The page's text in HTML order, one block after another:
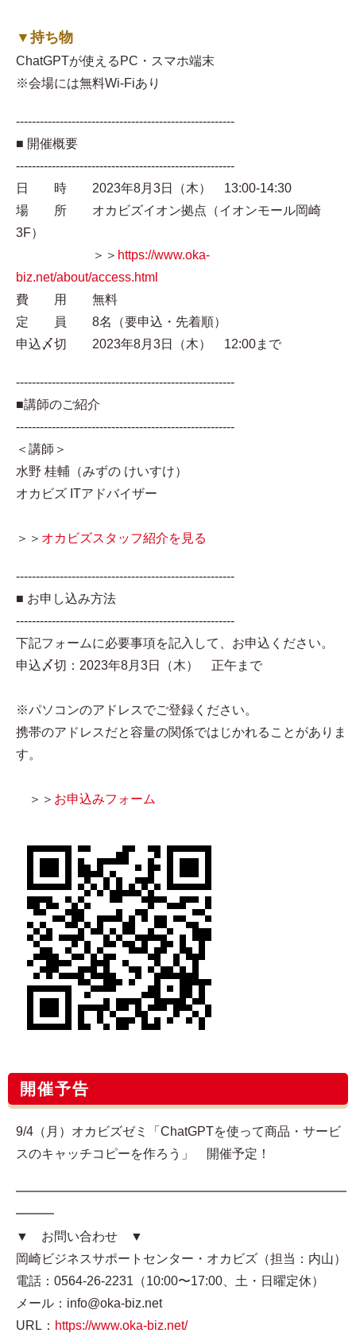
▼持ち物
ChatGPTが使えるPC・スマホ端末
※会場には無料Wi-Fiあり
-------------------------------------------------------
■ 開催概要
-------------------------------------------------------
日 時 2023年8月3日（木） 13:00-14:30
場 所 オカビズイオン拠点（イオンモール岡崎
3F）
＞＞ https://www.oka-
biz.net/about/access.html
費 用 無料
定 員 8名（要申込・先着順）
申込〆切 2023年8月3日（木） 12:00まで
-------------------------------------------------------
■講師のご紹介
-------------------------------------------------------
＜講師＞
水野 桂輔（みずの けいすけ）
オカビズ ITアドバイザー
＞＞ オカビズスタッフ紹介を見る
-------------------------------------------------------
■ お申し込み方法
-------------------------------------------------------
下記フォームに必要事項を記入して、お申込ください。
申込〆切：2023年8月3日（木） 正午まで
※パソコンのアドレスでご登録ください。
携帯のアドレスだと容量の関係ではじかれることがありま
す。
＞＞ お申込みフォーム
開催予告
9/4（月）オカビズゼミ「ChatGPTを使って商品・サービ
スのキャッチコピーを作ろう」 開催予定！
━━━━━━━━━━━━━━━━━━━━━━━━━━
━━━
▼ お問い合わせ ▼
岡崎ビジネスサポートセンター・オカビズ（担当：内山）
電話：0564-26-2231（10:00〜17:00、土・日曜定休）
メール：info@oka-biz.net
URL： https://www.oka-biz.net/